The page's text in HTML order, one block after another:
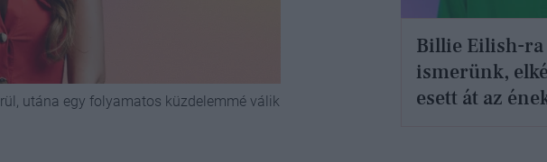
utána egy folyamatos küzdelemmé válik
Billie Eilish-ra
ismerünk,
esett át az